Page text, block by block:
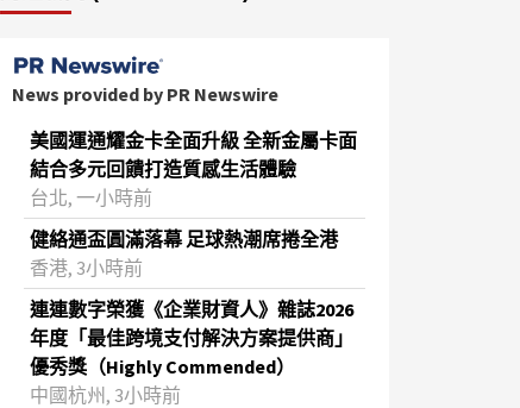
News provided by PR Newswire
美國運通耀金卡全面升級 全新金屬卡面
結合多元回饋打造質感生活體驗
台北, 一小時前
健絡通盃圓滿落幕 足球熱潮席捲全港
香港, 3小時前
連連數字榮獲《企業財資人》雜誌2026
年度「最佳跨境支付解決方案提供商」
優秀獎（Highly Commended）
中國杭州, 3小時前